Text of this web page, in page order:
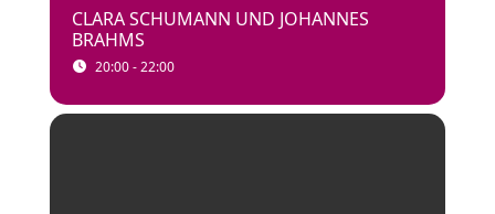
CLARA SCHUMANN UND JOHANNES
BRAHMS
20:00 - 22:00